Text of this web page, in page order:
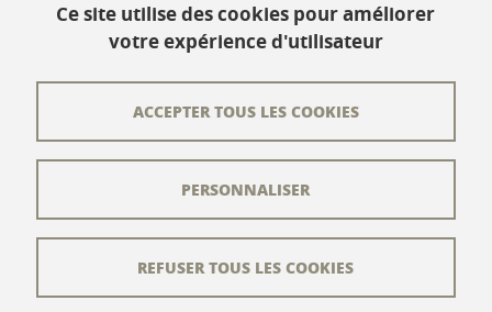
L'équipe éditoriale
Crédits
Mentions légales
Ce site utilise des cookies pour améliorer
votre expérience d'utilisateur
ACCEPTER TOUS LES COOKIES
REFUSER TOUS LES COOKIES
PERSONNALISER